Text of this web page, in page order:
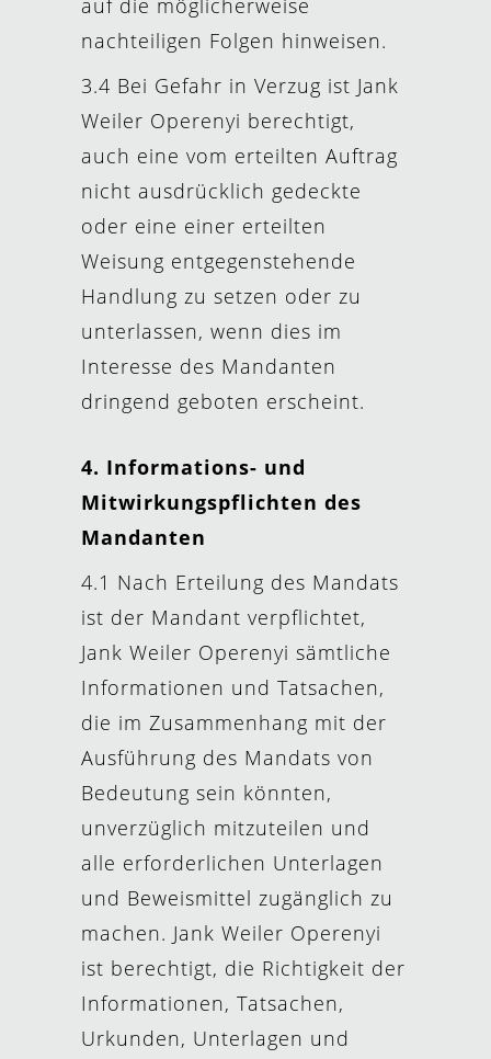
auf die möglicherweise
nachteiligen Folgen hinweisen.
3.4 Bei Gefahr in Verzug ist Jank
Weiler Operenyi berechtigt,
auch eine vom erteilten Auftrag
nicht ausdrücklich gedeckte
oder eine einer erteilten
Weisung entgegenstehende
Handlung zu setzen oder zu
unterlassen, wenn dies im
Interesse des Mandanten
dringend geboten erscheint.
4. Informations- und
Mitwirkungspflichten des
Mandanten
4.1 Nach Erteilung des Mandats
ist der Mandant verpflichtet,
Jank Weiler Operenyi sämtliche
Informationen und Tatsachen,
die im Zusammenhang mit der
Ausführung des Mandats von
Bedeutung sein könnten,
unverzüglich mitzuteilen und
alle erforderlichen Unterlagen
und Beweismittel zugänglich zu
machen. Jank Weiler Operenyi
ist berechtigt, die Richtigkeit der
Informationen, Tatsachen,
Urkunden, Unterlagen und